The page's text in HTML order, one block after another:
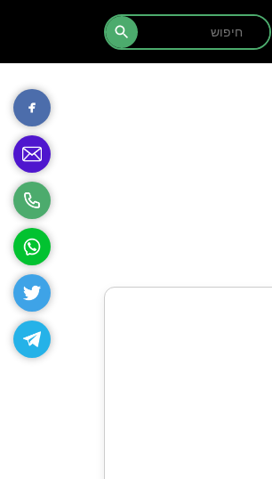
Search
for:
Search Button